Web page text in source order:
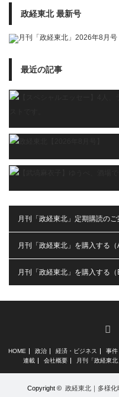
政経東北 最新号
最近の記事
月刊「政経東北」定期購読のご
月刊「政経東北」を購入する（
月刊「政経東北」を購入する（
RSS
HOME 政治 経済・ビジネス 事件
連載
会社概要 月刊「政経東
Copyright © 政経東北｜多様化